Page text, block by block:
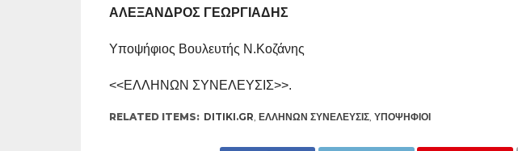
ΑΛΕΞΑΝΔΡΟΣ ΓΕΩΡΓΙΑΔΗΣ
Υποψήφιος Βουλευτής Ν.Κοζάνης
<<ΕΛΛΗΝΩΝ ΣΥΝΕΛΕΥΣΙΣ>>.
RELATED ITEMS: DITIKI.GR ΕΛΛΉΝΩΝ ΣΥΝΈΛΕΥΣΙΣ, ΥΠΟΨΉΦΙΟΙ